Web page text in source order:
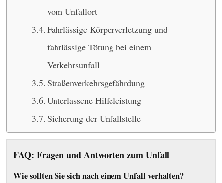
vom Unfallort
Fahrlässige Körperverletzung und
fahrlässige Tötung bei einem
Verkehrsunfall
Straßenverkehrsgefährdung
Unterlassene Hilfeleistung
Sicherung der Unfallstelle
FAQ: Fragen und Antworten zum Unfall
Wie sollten Sie sich nach einem Unfall verhalten?